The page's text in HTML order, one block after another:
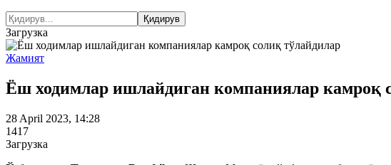
Загрузка
Жамият
Ёш ходимлар ишлайдиган компаниялар камроқ
28 April 2023, 14:28
1417
Загрузка